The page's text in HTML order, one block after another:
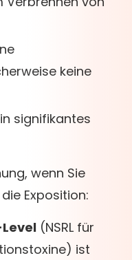
keine
signifikantes
wenn Sie
Exposition:
(NSRL für
ist